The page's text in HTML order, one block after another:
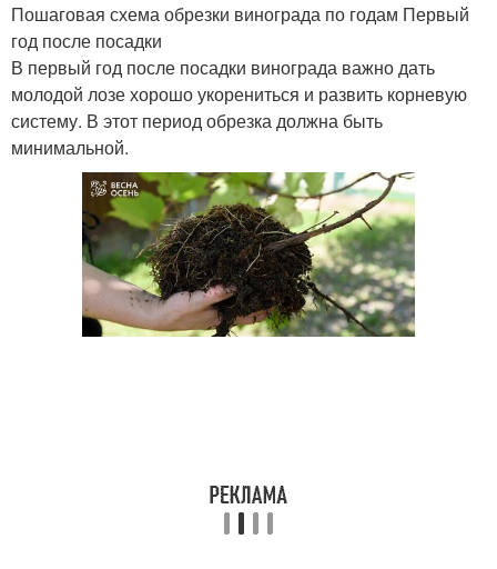
Пошаговая схема обрезки винограда по годам Первый
год после посадки
В первый год после посадки винограда важно дать
молодой лозе хорошо укорениться и развить корневую
систему. В этот период обрезка должна быть
минимальной.